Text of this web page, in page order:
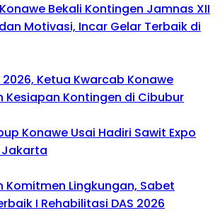
Bekali Kontingen Jamnas XII
Motivasi, Incar Gelar Terbaik di
Ketua Kwarcab Konawe
Kesiapan Kontingen di Cibubur
Konawe Usai Hadiri Sawit Expo
Jakarta
Komitmen Lingkungan, Sabet
I Rehabilitasi DAS 2026